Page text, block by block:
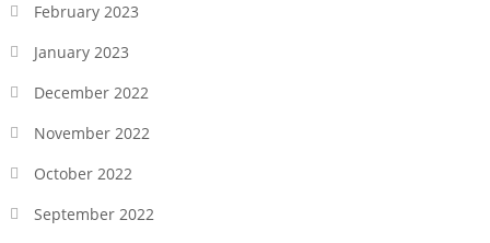
February 2023
January 2023
December 2022
November 2022
October 2022
September 2022